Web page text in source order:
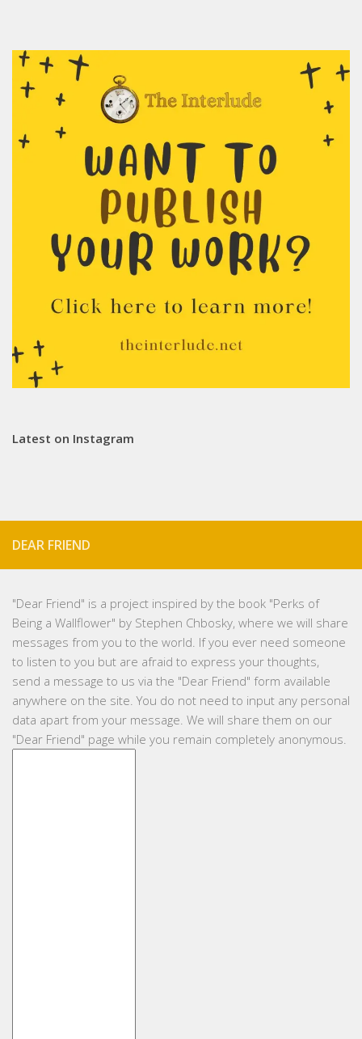
Latest on Instagram
DEAR FRIEND
"Dear Friend" is a project inspired by the book "Perks of
Being a Wallflower" by Stephen Chbosky, where we will share
messages from you to the world. If you ever need someone
to listen to you but are afraid to express your thoughts,
send a message to us via the "Dear Friend" form available
anywhere on the site. You do not need to input any personal
data apart from your message. We will share them on our
"Dear Friend" page while you remain completely anonymous.